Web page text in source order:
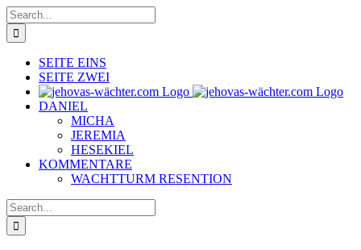
Skip
to
content
Search
for:
SEITE EINS
SEITE ZWEI
DANIEL
MICHA
JEREMIA
HESEKIEL
KOMMENTARE
WACHTTURM RESENTION
Search
for: